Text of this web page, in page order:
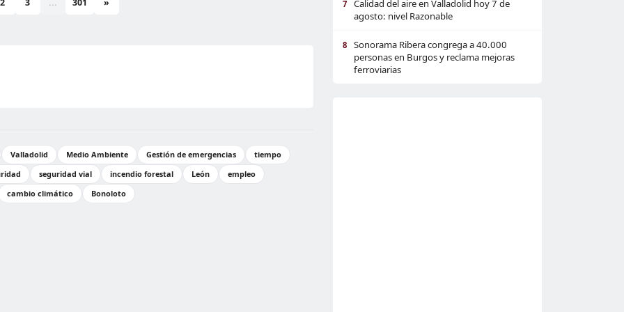
Valladolid Medio Ambiente Gestión de emergencias
tiempo
seguridad vial incendio forestal León
empleo
cambio climático
Bonoloto
7
Calidad del aire en Valladolid hoy 7 de
agosto: nivel Razonable
8
Sonorama Ribera congrega a 40.000
personas en Burgos y reclama mejoras
ferroviarias